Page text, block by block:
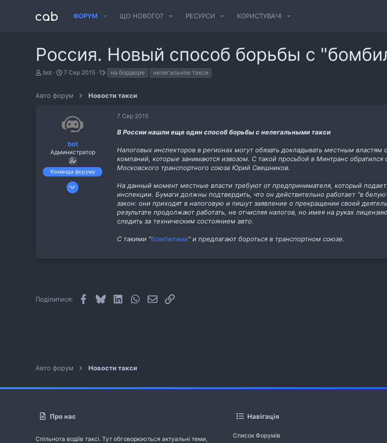
ФОРУМ ЩО НОВОГО? РЕСУРСИ КОРИСТУВАЧІ
Россия. Новый способ борьбы с
А
о
bot
Д
а
в
о
н
я
7 Сер 2015
е
и
на бордюре нелегальное такси
Авто форум Новости такси
bot
Администратор
Команда форуму
6 Лис 2013
7 Сер 2015
В России нашли еще один способ борьбы с нелегальными такси
Налоговых инспекторов в регионах могут обязать докладывать местным
компаний, которые занимаются извозом. С такой просьбой в Минтранс
Московского транспортного союза Юрий Свешников.
На данный момент местные власти требуют от предпринимателя, который
инспекции. Бумаги должны подтвердить, что он действительно работает "в
закон: они приходят в налоговую и пишут заявление о прекращении своей
результате продолжают работать, не отчисляя налогов, но имея на руках
следить за техническим состоянием авто.
С такими "бомбилами" и предлагают бороться в транспортном союзе.
Поділитися: Facebook
BlueskyLinkedInWhatsApp
E-mailПосилання
Авто форум Новости такси
Про нас
Спільнота водіїв таксі. Тут обговорюються актуальні теми,
Навігація
Список Форумів